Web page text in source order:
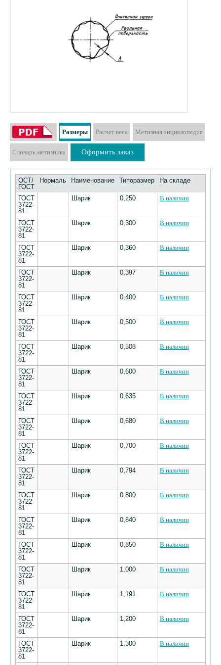
Размеры Расчет веса Метизная энциклопедия
Словарь метизника Оформить заказ
ОСТ/
ГОСТ
Нормаль Наименование Типоразмер На складе
ГОСТ
3722-
81
Шарик 0,250 В наличии
ГОСТ
3722-
81
Шарик 0,300 В наличии
ГОСТ
3722-
81
Шарик 0,360 В наличии
ГОСТ
3722-
81
Шарик 0,397 В наличии
ГОСТ
3722-
81
Шарик 0,400 В наличии
ГОСТ
3722-
81
Шарик 0,500 В наличии
ГОСТ
3722-
81
Шарик 0,508 В наличии
ГОСТ
3722-
81
Шарик 0,600 В наличии
ГОСТ
3722-
81
Шарик 0,635 В наличии
ГОСТ
3722-
81
Шарик 0,680 В наличии
ГОСТ
3722-
81
Шарик 0,700 В наличии
ГОСТ
3722-
81
Шарик 0,794 В наличии
ГОСТ
3722-
81
Шарик 0,800 В наличии
ГОСТ
3722-
81
Шарик 0,840 В наличии
ГОСТ
3722-
81
Шарик 0,850 В наличии
ГОСТ
3722-
81
Шарик 1,000 В наличии
ГОСТ
3722-
81
Шарик 1,191 В наличии
ГОСТ
3722-
81
Шарик 1,200 В наличии
ГОСТ
3722-
81
Шарик 1,300 В наличии